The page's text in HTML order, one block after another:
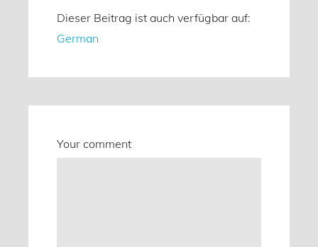
Dieser Beitrag ist auch verfügbar auf:
German
Your comment